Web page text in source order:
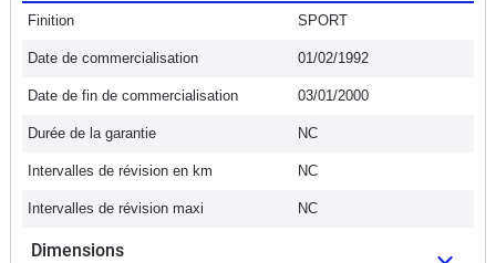
Finition SPORT
Date de commercialisation 01/02/1992
Date de fin de commercialisation 03/01/2000
Durée de la garantie NC
Intervalles de révision en km NC
Intervalles de révision maxi NC
Dimensions